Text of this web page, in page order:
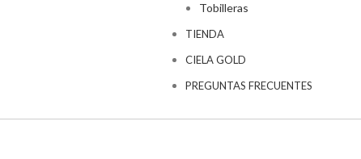
Tobilleras
TIENDA
CIELA GOLD
PREGUNTAS FRECUENTES